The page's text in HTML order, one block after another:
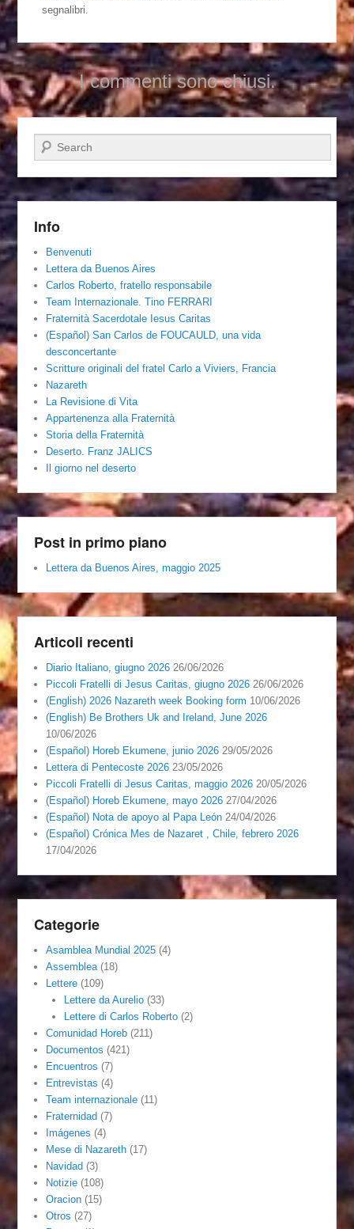
segnalibri.
I commenti sono chiusi.
Cerca
Info
Benvenuti
Lettera da Buenos Aires
Carlos Roberto, fratello responsabile
Team Internazionale. Tino FERRARI
Fraternità Sacerdotale Iesus Caritas
(Español) San Carlos de FOUCAULD, una vida
desconcertante
Scritture originali del fratel Carlo a Viviers, Francia
Nazareth
La Revisione di Vita
Appartenenza alla Fraternità
Storia della Fraternità
Deserto. Franz JALICS
Il giorno nel deserto
Post in primo piano
Lettera da Buenos Aires, maggio 2025
Articoli recenti
Diario Italiano, giugno 2026 26/06/2026
Piccoli Fratelli di Jesus Caritas, giugno 2026 26/06/2026
(English) 2026 Nazareth week Booking form 10/06/2026
(English) Be Brothers Uk and Ireland, June 2026
10/06/2026
(Español) Horeb Ekumene, junio 2026 29/05/2026
Lettera di Pentecoste 2026 23/05/2026
Piccoli Fratelli di Jesus Caritas, maggio 2026 20/05/2026
(Español) Horeb Ekumene, mayo 2026 27/04/2026
(Español) Nota de apoyo al Papa León 24/04/2026
(Español) Crónica Mes de Nazaret , Chile, febrero 2026
17/04/2026
Categorie
Asamblea Mundial 2025 (4)
Assemblea (18)
Lettere (109)
Lettere da Aurelio(33)
Lettere di Carlos Roberto(2)
Comunidad Horeb (211)
Documentos (421)
Encuentros (7)
Entrevistas (4)
Team internazionale (11)
Fraternidad (7)
Imágenes (4)
Mese di Nazareth (17)
Navidad (3)
Notizie (108)
Oracion (15)
Otros (27)